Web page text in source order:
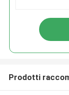
Prodotti